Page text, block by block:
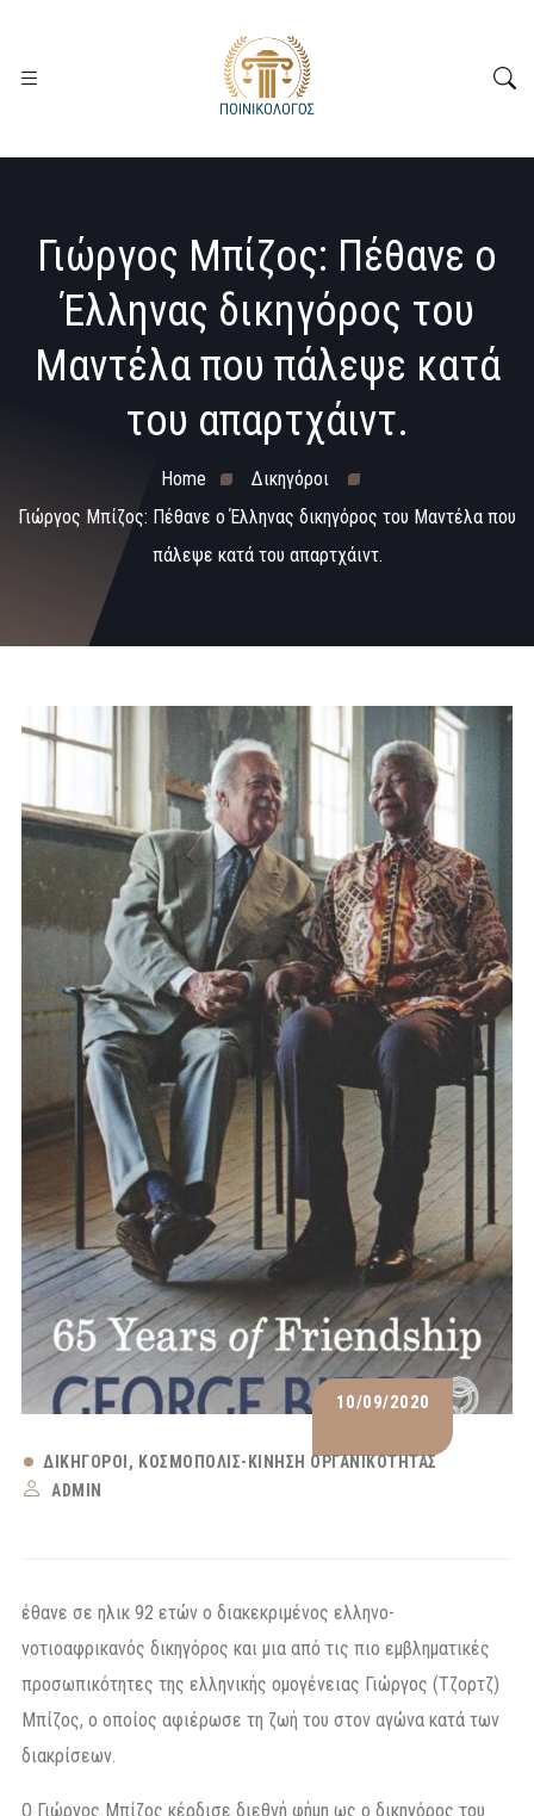
Γιώργος Μπίζος: Πέθανε ο
Έλληνας δικηγόρος του
Μαντέλα που πάλεψε κατά
του απαρτχάιντ.
Home
Δικηγόροι
Γιώργος Μπίζος: Πέθανε ο Έλληνας δικηγόρος του Μαντέλα που
πάλεψε κατά του απαρτχάιντ.
10/09/2020
ΔΙΚΗΓΌΡΟΙ
ΚΟΣΜΟΠΟΛΙΣ-ΚΊΝΗΣΗ ΟΡΓΑΝΙΚΌΤΗΤΑΣ
ADMIN
έθανε σε ηλικ 92 ετών ο διακεκριμένος ελληνο-
νοτιοαφρικανός δικηγόρος και μια από τις πιο εμβληματικές
προσωπικότητες της ελληνικής ομογένειας Γιώργος (Τζορτζ)
Μπίζος, ο οποίος αφιέρωσε τη ζωή του στον αγώνα κατά των
διακρίσεων.
Ο Γιώργος Μπίζος κέρδισε διεθνή φήμη ως ο δικηγόρος του